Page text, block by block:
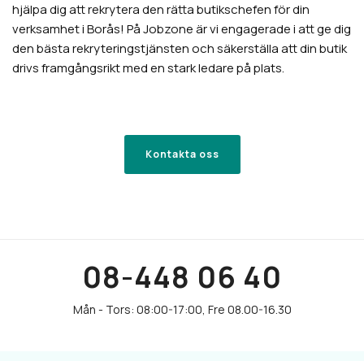
hjälpa dig att rekrytera den rätta butikschefen för din
verksamhet i Borås! På Jobzone är vi engagerade i att ge dig
den bästa rekryteringstjänsten och säkerställa att din butik
drivs framgångsrikt med en stark ledare på plats.
Kontakta oss
08-448 06 40